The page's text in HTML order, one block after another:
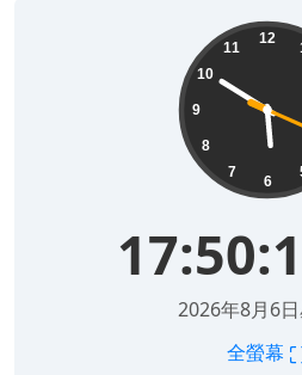
12
6
7
8
9
10
11
2026年8月6
全螢幕